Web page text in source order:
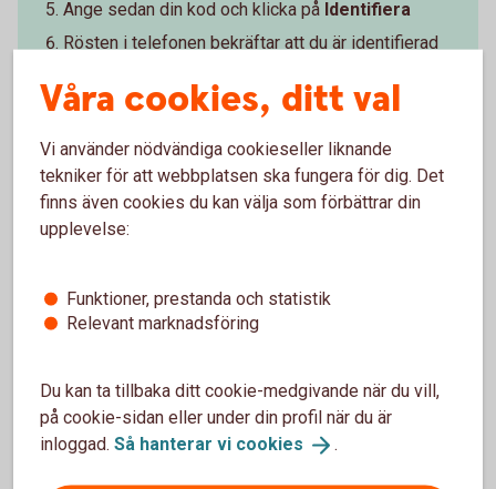
Ange sedan din kod och klicka på Identifiera
Rösten i telefonen bekräftar att du är identifierad
Gör bankärenden i din dator,
telefon eller surfplatta
Våra cookies, ditt val
Vi använder nödvändiga cookieseller liknande
tekniker för att webbplatsen ska fungera för dig. Det
finns även cookies du kan välja som förbättrar din
upplevelse:
Funktioner, prestanda och statistik
Relevant marknadsföring
Du kan ta tillbaka ditt cookie-medgivande när du vill,
på cookie-sidan eller under din profil när du är
inloggad. Så hanterar vi cookies .